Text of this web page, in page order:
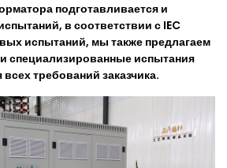
подготавливается и
в соответствии с IEC
испытаний, мы также предлагаем
специализированные испытания
требований заказчика.